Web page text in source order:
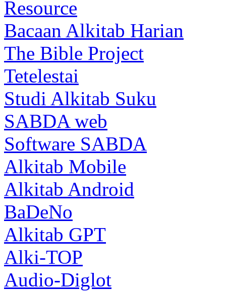
Resource
Bacaan Alkitab Harian
The Bible Project
Tetelestai
Studi Alkitab Suku
SABDA web
Software SABDA
Alkitab Mobile
Alkitab Android
BaDeNo
Alkitab GPT
Alki-TOP
Audio-Diglot